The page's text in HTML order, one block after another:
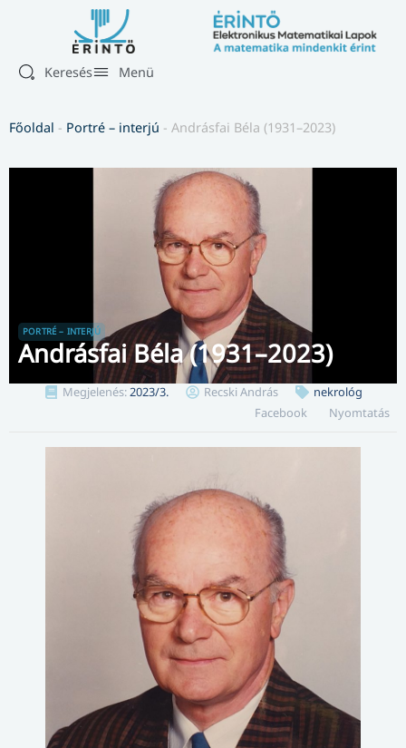
Keresés Menü
Főoldal - Portré – interjú - Andrásfai Béla (1931–2023)
PORTRÉ – INTERJÚ
Andrásfai Béla (1931–2023)
Megjelenés:2023/3. Recski András
nekrológ
Facebook
Nyomtatás